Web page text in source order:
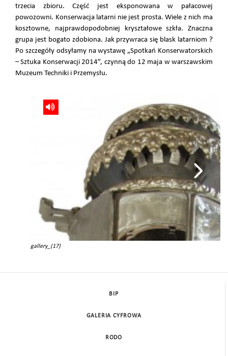
trzecia zbioru. Część jest eksponowana w pałacowej
powozowni. Konserwacja latarni nie jest prosta. Wiele z nich ma
kosztowne, najprawdopodobniej kryształowe szkła. Znaczna
grupa jest bogato zdobiona. Jak przywraca się blask latarniom ?
Po szczegóły odsyłamy na wystawę „Spotkań Konserwatorskich
– Sztuka Konserwacji 2014”, czynną do 12 maja w warszawskim
Muzeum Techniki i Przemysłu.
gallery_(17)
BIP
GALERIA CYFROWA
RODO